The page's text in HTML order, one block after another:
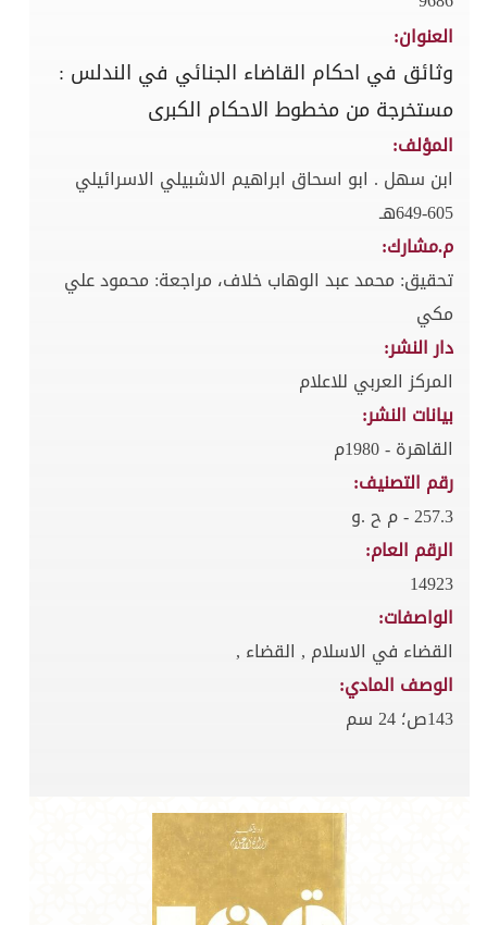
العنوان:
وثائق في احكام القاضاء الجنائي في الندلس :
مستخرجة من مخطوط الاحكام الكبرى
المؤلف:
ابن سهل . ابو اسحاق ابراهيم الاشبيلي الاسرائيلي
605-649هـ
م.مشارك:
تحقيق: محمد عبد الوهاب خلاف، مراجعة: محمود علي
مكي
دار النشر:
المركز العربي للاعلام
بيانات النشر:
القاهرة - 1980م
رقم التصنيف:
257.3 - م ح .و
الرقم العام:
14923
الواصفات:
القضاء في الاسلام , القضاء ,
الوصف المادي:
143ص؛ 24 سم